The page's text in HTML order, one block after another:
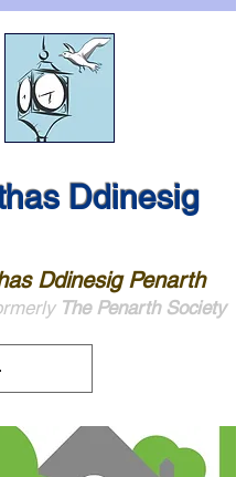
Ddinesig
Ddinesig Penarth
The Penarth Society